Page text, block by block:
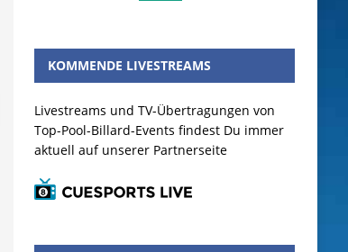
KOMMENDE LIVESTREAMS
Livestreams und TV-Übertragungen von
Top-Pool-Billard-Events findest Du immer
aktuell auf unserer Partnerseite